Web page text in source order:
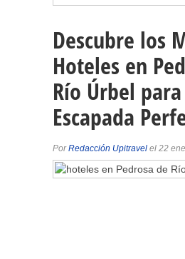
Descubre los
Hoteles en
Río Úrbel
Escapada
PorRedacción Upitravel el 22